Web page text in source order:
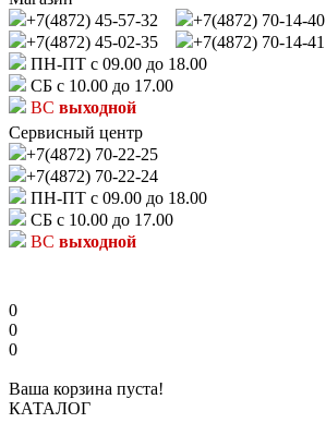
+7(4872) 45-57-32
+7(4872) 70-14-40
+7(4872) 45-02-35
+7(4872) 70-14-41
ПН-ПТ с 09.00 до 18.00
СБ с 10.00 до 17.00
ВС выходной
Сервисный центр
+7(4872) 70-22-25
+7(4872) 70-22-24
ПН-ПТ с 09.00 до 18.00
СБ с 10.00 до 17.00
ВС выходной
0
0
0
Ваша корзина пуста!
КАТАЛОГ